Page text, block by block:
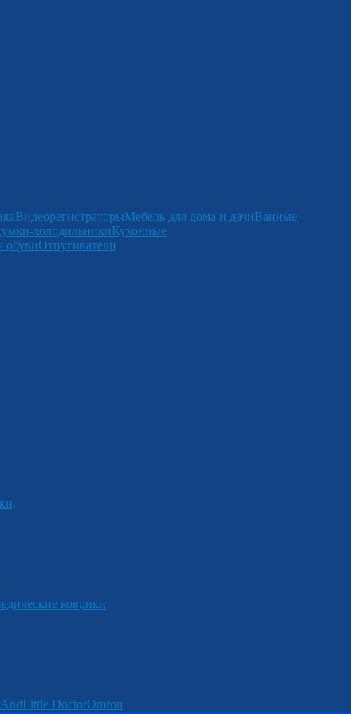
ВидеорегистраторыМебель для дома и дачиВанные
холодильникиКухонные
обувиОтпугиватели
коврики
AndLittle DoctorOmron